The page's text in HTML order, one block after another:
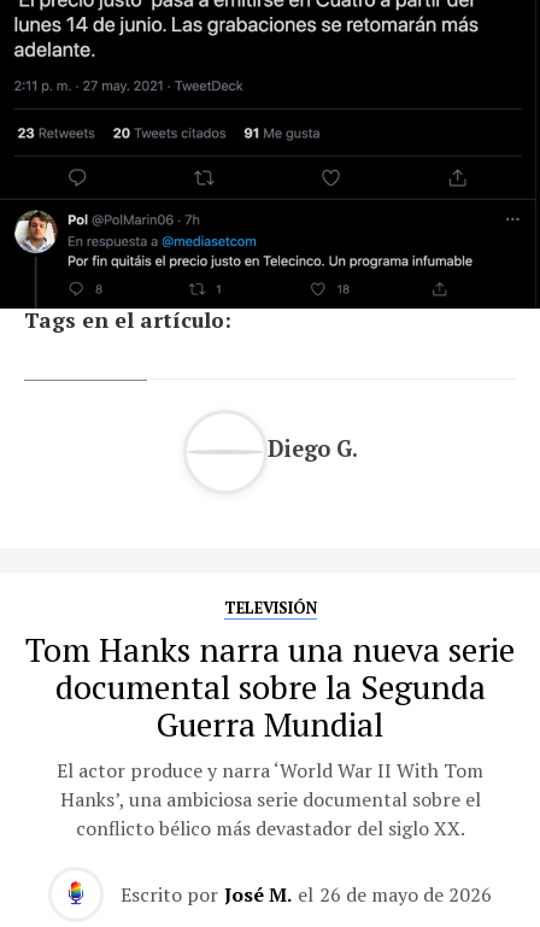
Tags en el artículo:
Diego G.
TELEVISIÓN
Tom Hanks narra una nueva serie
documental sobre la Segunda
Guerra Mundial
El actor produce y narra ‘World War II With Tom
Hanks’, una ambiciosa serie documental sobre el
conflicto bélico más devastador del siglo XX.
Escrito por José M. el 26 de mayo de 2026